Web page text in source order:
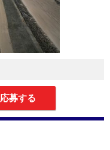
応募する